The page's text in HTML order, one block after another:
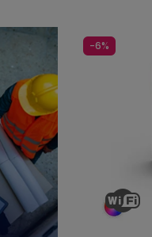
-6%